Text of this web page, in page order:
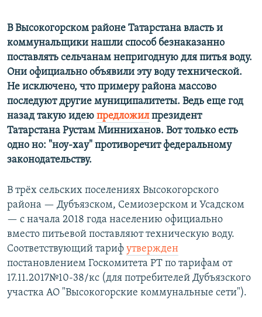
Все сайты РСЕ/РС
В Высокогорском районе Татарстана власть и
коммунальщики нашли способ безнаказанно
поставлять сельчанам непригодную для питья воду.
Они официально объявили эту воду технической.
Не исключено, что примеру района массово
последуют другие муниципалитеты. Ведь еще год
назад такую идею предложилпрезидент
Татарстана Рустам Минниханов. Вот только есть
одно но: "ноу-хау" противоречит федеральному
законодательству.
В трёх сельских поселениях Высокогорского
района — Дубъязском, Семиозерском и Усадском
— с начала 2018 года населению официально
вместо питьевой поставляют техническую воду.
Соответствующий тариф утвержден
постановлением Госкомитета РТ по тарифам от
17.11.2017№10-38/кс (для потребителей Дубъязского
участка АО "Высокогорские коммунальные сети").